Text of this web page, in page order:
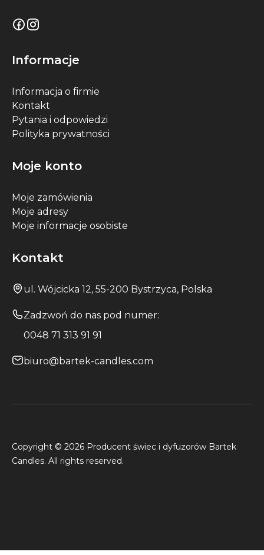
Informacje
Informacja o firmie
Kontakt
Pytania i odpowiedzi
Polityka prywatności
Moje konto
Moje zamówienia
Moje adresy
Moje informacje osobiste
Kontakt
ul. Wójcicka 12, 55-200 Bystrzyca, Polska
Zadzwoń do nas pod numer:
0048 71 313 91 91
biuro@bartek-candles.com
Copyright © 2026 Producent świec i dyfuzorów Bartek
Candles. All rights reserved.